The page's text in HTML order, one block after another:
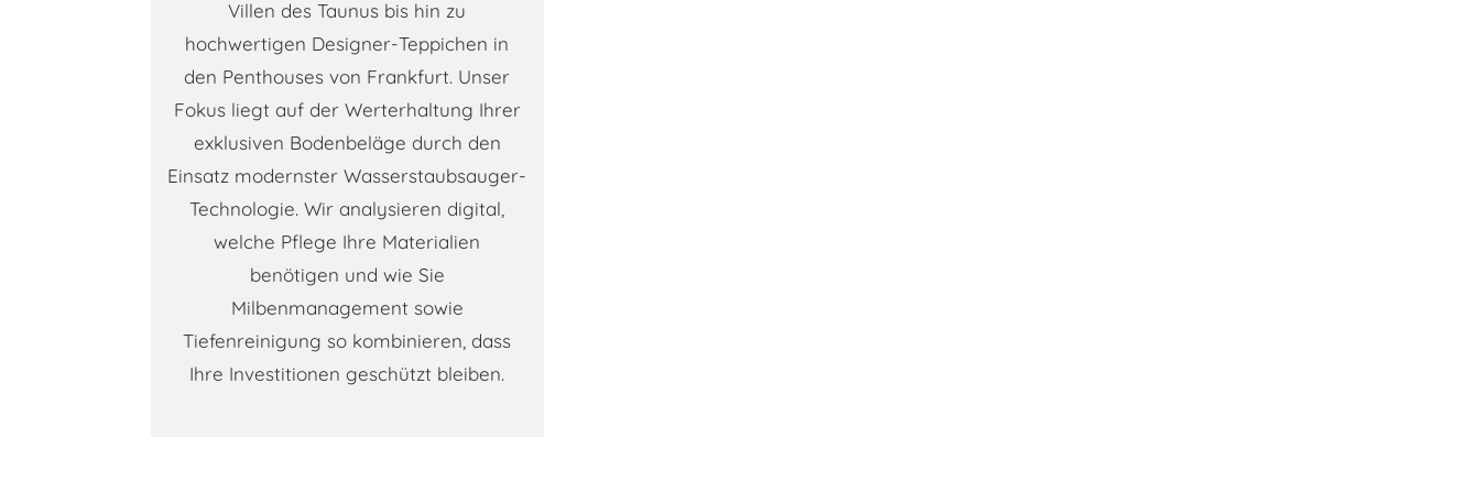
Villen des Taunus bis hin zu
hochwertigen Designer-Teppichen in
den Penthouses von Frankfurt. Unser
Fokus liegt auf der Werterhaltung Ihrer
exklusiven Bodenbeläge durch den
Einsatz modernster Wasserstaubsauger-
Technologie. Wir analysieren digital,
welche Pflege Ihre Materialien
benötigen und wie Sie
Milbenmanagement sowie
Tiefenreinigung so kombinieren, dass
Ihre Investitionen geschützt bleiben.